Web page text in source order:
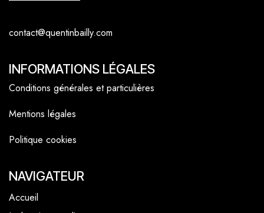
contact@quentinbailly.com
INFORMATIONS LÉGALES
Conditions générales et particulières
Mentions légales
Politique cookies
NAVIGATEUR
Accueil